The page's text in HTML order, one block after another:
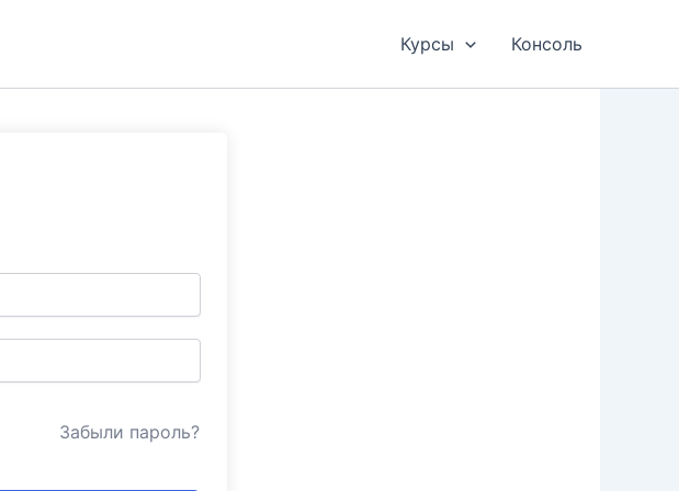
Курсы Консоль
Забыли пароль?